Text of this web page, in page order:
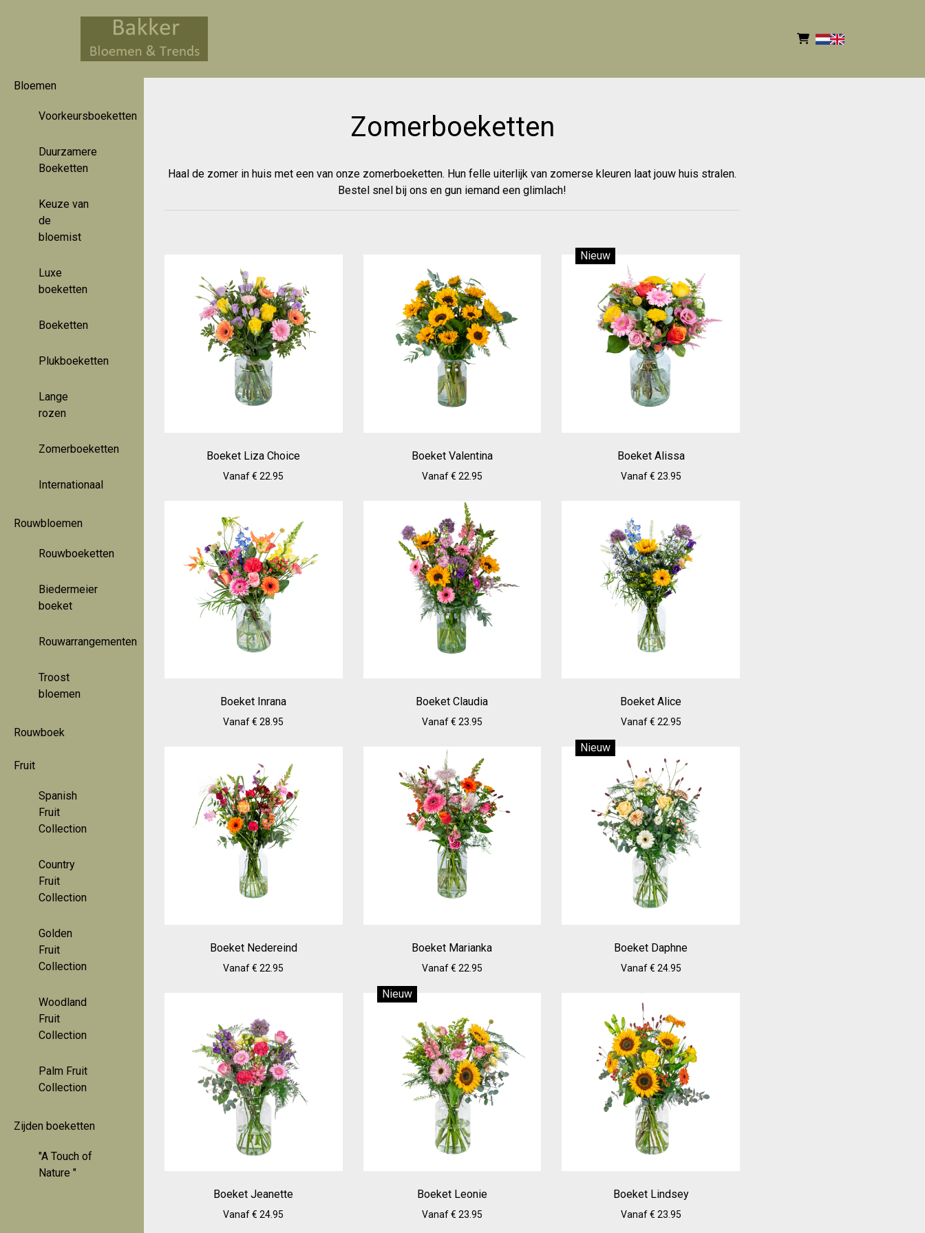
Bloemen
Voorkeursboeketten
Duurzamere
Boeketten
Keuze van
de
bloemist
Luxe
boeketten
Boeketten
Plukboeketten
Lange
rozen
Zomerboeketten
Internationaal
Rouwbloemen
Rouwboeketten
Biedermeier
boeket
Rouwarrangementen
Troost
bloemen
Rouwboek
Fruit
Spanish
Fruit
Collection
Country
Fruit
Collection
Golden
Fruit
Collection
Woodland
Fruit
Collection
Palm Fruit
Collection
Zijden boeketten
"A Touch of
Nature "
Zomerboeketten
Haal de zomer in huis met een van onze zomerboeketten. Hun felle uiterlijk van zomerse kleuren laat jouw huis stralen.
Bestel snel bij ons en gun iemand een glimlach!
Boeket Liza Choice
Vanaf € 22.95
Boeket Valentina
Vanaf € 22.95
Nieuw
Boeket Alissa
Vanaf € 23.95
Boeket Inrana
Vanaf € 28.95
Boeket Claudia
Vanaf € 23.95
Boeket Alice
Vanaf € 22.95
Boeket Nedereind
Vanaf € 22.95
Boeket Marianka
Vanaf € 22.95
Nieuw
Boeket Daphne
Vanaf € 24.95
Boeket Jeanette
Vanaf € 24.95
Nieuw
Boeket Leonie
Vanaf € 23.95
Boeket Lindsey
Vanaf € 23.95